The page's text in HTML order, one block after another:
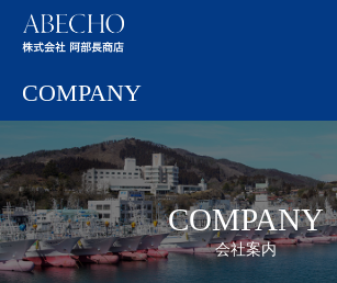
COMPANY
COMPANY
会社案内